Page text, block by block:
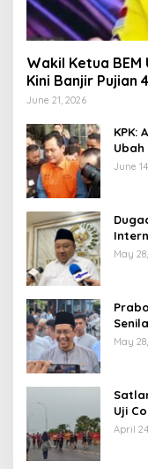
Wakil Ketua
June 21, 2026
KPK:
Ubah
June
May
May
Uji
April